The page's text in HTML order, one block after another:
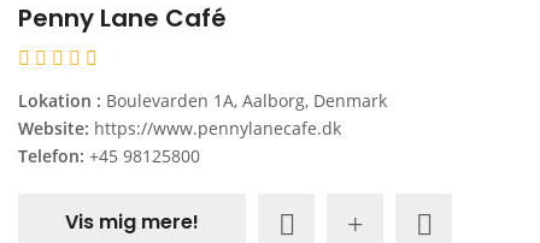
Penny Lane Café
Lokation : Boulevarden 1A, Aalborg, Denmark
Website: https://www.pennylanecafe.dk
Telefon: +45 98125800
Vis mig mere!